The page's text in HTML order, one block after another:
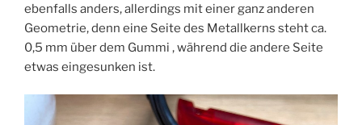
ebenfalls anders, allerdings mit einer ganz anderen
Geometrie, denn eine Seite des Metallkerns steht ca.
0,5 mm über dem Gummi , während die andere Seite
etwas eingesunken ist.